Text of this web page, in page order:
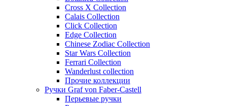
Cross X Collection
Calais Collection
Click Collection
Edge Collection
Chinese Zodiac Collection
Star Wars Collection
Ferrari Collection
Wanderlust collection
Прочие коллекции
Ручки Graf von Faber-Castell
Перьевые ручки